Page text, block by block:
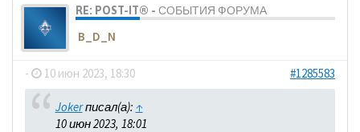
RE: POST-IT® - СОБЫТИЯ ФОРУМА
B_D_N
- 10 июн 2023, 18:30 #1285583
Jokerписал(а): ↑
10 июн 2023, 18:01